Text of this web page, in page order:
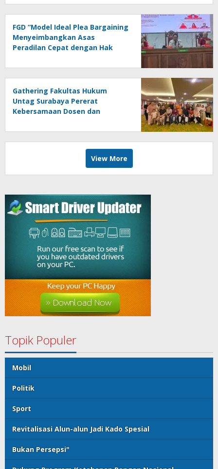
FGD “Model Ideal Plea Bargaining
Menyeimbangkan Asas
Peradilan Cepat dengan Hak
Perlindungan Korban”
Gathering Fakultas Hukum
Untag Surabaya Pererat
Kebersamaan Dosen dan
Bali Overland Trip 2026
View More
Topik Populer
Mobil
Politik
Sport
Revitalisasi Alun-alun Jadi Kado Spesial
Bukan Persepsi"